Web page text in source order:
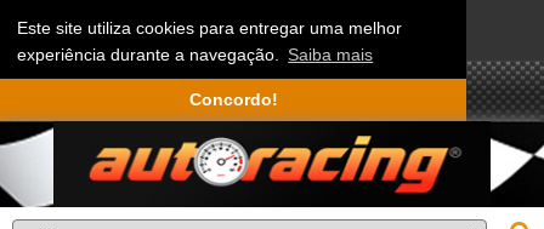
Este site utiliza cookies para entregar uma melhor
experiência durante a navegação. Saiba mais
Concordo!